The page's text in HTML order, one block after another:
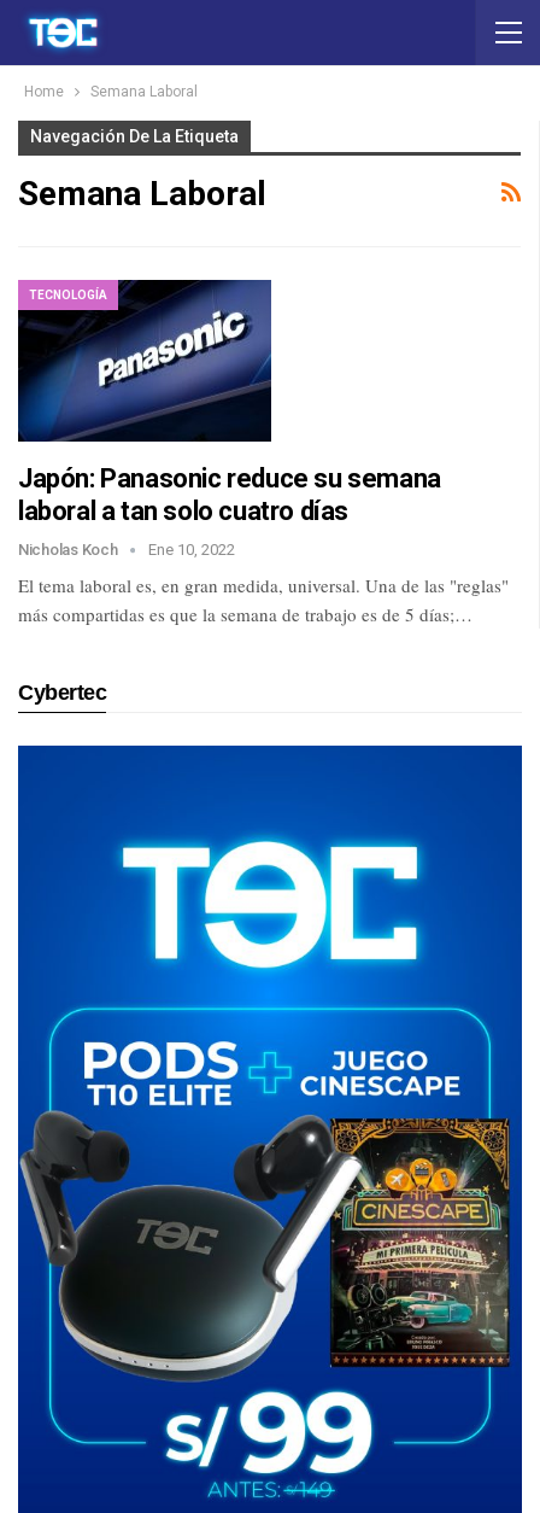
Home Semana Laboral
Navegación De La Etiqueta
Semana Laboral
TECNOLOGÍA
Japón: Panasonic reduce su semana
laboral a tan solo cuatro días
Nicholas Koch Ene 10, 2022
El tema laboral es, en gran medida, universal. Una de las "reglas"
más compartidas es que la semana de trabajo es de 5 días;…
Cybertec